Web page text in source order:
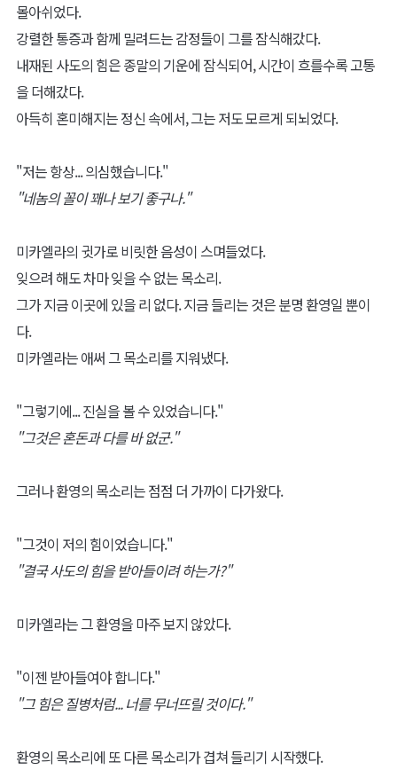
몰아쉬었다.
강렬한 통증과 함께 밀려드는 감정들이 그를 잠식해갔다.
내재된 사도의 힘은 종말의 기운에 잠식되어, 시간이 흐를수록 고통
을 더해갔다.
아득히 혼미해지는 정신 속에서, 그는 저도 모르게 되뇌었다.
"저는 항상... 의심했습니다."
"네놈의 꼴이 꽤나 보기 좋구나."
미카엘라의 귓가로 비릿한 음성이 스며들었다.
잊으려 해도 차마 잊을 수 없는 목소리.
그가 지금 이곳에 있을 리 없다. 지금 들리는 것은 분명 환영일 뿐이
다.
미카엘라는 애써 그 목소리를 지워냈다.
"그렇기에... 진실을 볼 수 있었습니다."
"그것은 혼돈과 다를 바 없군."
그러나 환영의 목소리는 점점 더 가까이 다가왔다.
"그것이 저의 힘이었습니다."
"결국 사도의 힘을 받아들이려 하는가?"
미카엘라는 그 환영을 마주 보지 않았다.
"이젠 받아들여야 합니다."
"그 힘은 질병처럼... 너를 무너뜨릴 것이다."
환영의 목소리에 또 다른 목소리가 겹쳐 들리기 시작했다.